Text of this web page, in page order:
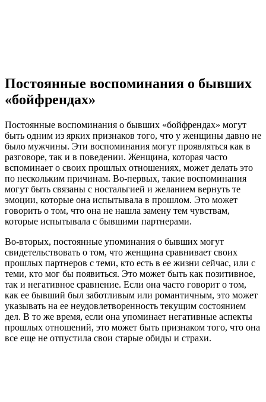
Постоянные воспоминания о бывших
«бойфрендах»
Постоянные воспоминания о бывших «бойфрендах» могут
быть одним из ярких признаков того, что у женщины давно не
было мужчины. Эти воспоминания могут проявляться как в
разговоре, так и в поведении. Женщина, которая часто
вспоминает о своих прошлых отношениях, может делать это
по нескольким причинам. Во-первых, такие воспоминания
могут быть связаны с ностальгией и желанием вернуть те
эмоции, которые она испытывала в прошлом. Это может
говорить о том, что она не нашла замену тем чувствам,
которые испытывала с бывшими партнерами.
Во-вторых, постоянные упоминания о бывших могут
свидетельствовать о том, что женщина сравнивает своих
прошлых партнеров с теми, кто есть в ее жизни сейчас, или с
теми, кто мог бы появиться. Это может быть как позитивное,
так и негативное сравнение. Если она часто говорит о том,
как ее бывший был заботливым или романтичным, это может
указывать на ее неудовлетворенность текущим состоянием
дел. В то же время, если она упоминает негативные аспекты
прошлых отношений, это может быть признаком того, что она
все еще не отпустила свои старые обиды и страхи.